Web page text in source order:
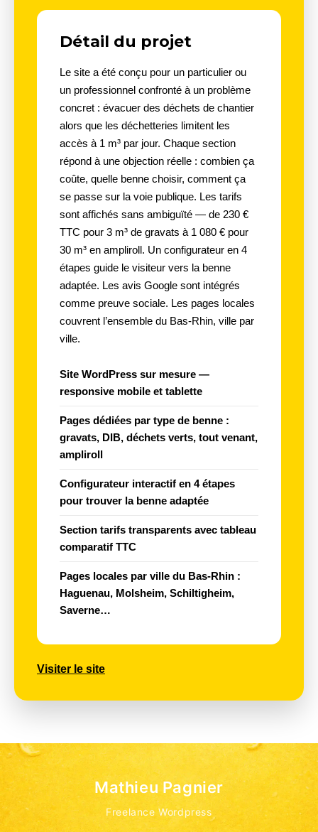
Détail du projet
Le site a été conçu pour un particulier ou
un professionnel confronté à un problème
concret : évacuer des déchets de chantier
alors que les déchetteries limitent les
accès à 1 m³ par jour. Chaque section
répond à une objection réelle : combien ça
coûte, quelle benne choisir, comment ça
se passe sur la voie publique. Les tarifs
sont affichés sans ambiguïté — de 230 €
TTC pour 3 m³ de gravats à 1 080 € pour
30 m³ en ampliroll. Un configurateur en 4
étapes guide le visiteur vers la benne
adaptée. Les avis Google sont intégrés
comme preuve sociale. Les pages locales
couvrent l’ensemble du Bas-Rhin, ville par
ville.
Site WordPress sur mesure —
responsive mobile et tablette
Pages dédiées par type de benne :
gravats, DIB, déchets verts, tout venant,
ampliroll
Configurateur interactif en 4 étapes
pour trouver la benne adaptée
Section tarifs transparents avec tableau
comparatif TTC
Pages locales par ville du Bas-Rhin :
Haguenau, Molsheim, Schiltigheim,
Saverne…
Visiter le site
Mathieu Pagnier
Freelance Wordpress